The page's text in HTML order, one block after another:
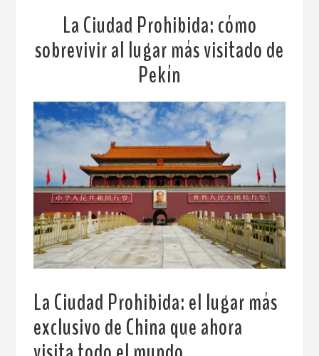
La Ciudad Prohibida: cómo
sobrevivir al lugar más visitado de
Pekín
La Ciudad Prohibida: el lugar más
exclusivo de China que ahora